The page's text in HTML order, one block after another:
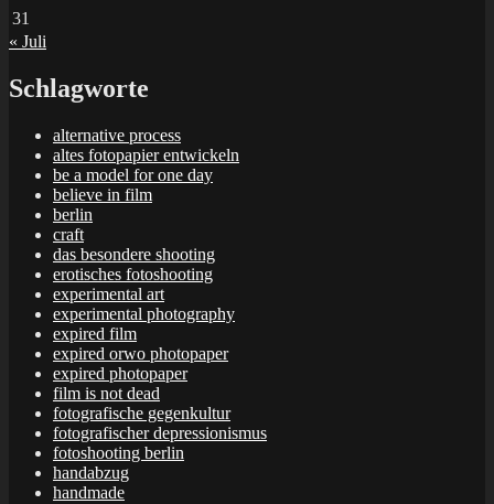
31
« Juli
Schlagworte
alternative process
altes fotopapier entwickeln
be a model for one day
believe in film
berlin
craft
das besondere shooting
erotisches fotoshooting
experimental art
experimental photography
expired film
expired orwo photopaper
expired photopaper
film is not dead
fotografische gegenkultur
fotografischer depressionismus
fotoshooting berlin
handabzug
handmade